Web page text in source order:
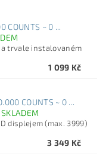
COUNTS ~ 0 ...
trvale instalovaném
1 099 Kč
COUNTS ~ 0 ...
SKLADEM
displejem (max. 3999)
3 349 Kč